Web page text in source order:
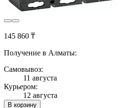
145 860 ₸
Получение в Алматы:
Самовывоз:
11 августа
Курьером:
12 августа
В корзину